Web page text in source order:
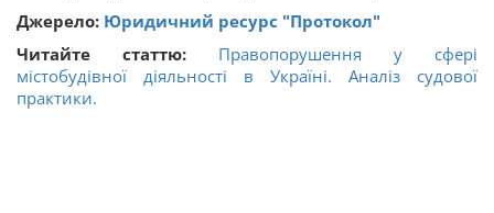
Джерело: Юридичний ресурс "Протокол"
Читайте статтю:
Правопорушення у сфері
містобудівної діяльності в Україні. Аналіз судової
практики.